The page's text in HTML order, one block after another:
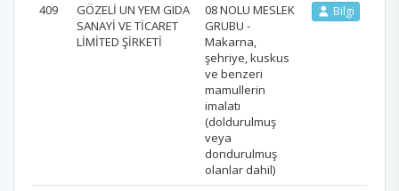
409
GÖZELİ UN YEM GIDA
SANAYİ VE TİCARET
LİMİTED ŞİRKETİ
08 NOLU MESLEK
GRUBU -
Makarna,
şehriye, kuskus
ve benzeri
mamullerin
imalatı
(doldurulmuş
veya
dondurulmuş
olanlar dahil)
Bilgi